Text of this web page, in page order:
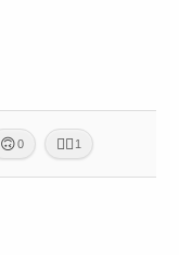
🙃0 🙇‍♂️ 1